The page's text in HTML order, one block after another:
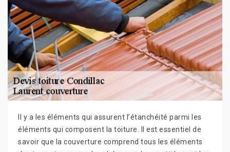
Il y a les éléments qui assurent l’étanchéité parmi les
éléments qui composent la toiture. Il est essentiel de
savoir que la couverture comprend tous les éléments